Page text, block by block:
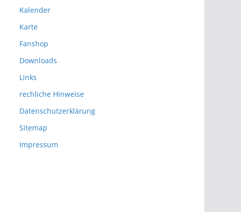
Kalender
Karte
Fanshop
Downloads
Links
rechliche Hinweise
Datenschutzerklärung
Sitemap
Impressum